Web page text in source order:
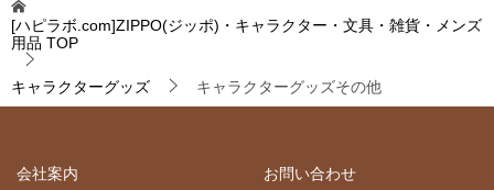
[ハピラボ.com]ZIPPO(ジッポ)・キャラクター・文具・雑貨・メンズ
用品 TOP
キャラクターグッズ キャラクターグッズその他
会社案内 お問い合わせ